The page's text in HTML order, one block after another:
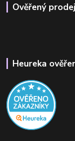
Ověřený
Heureka